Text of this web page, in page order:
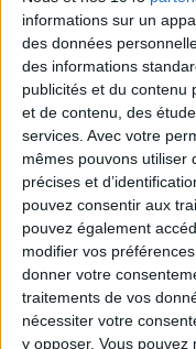
informations sur un
des données
des informations
publicités et du contenu
et de contenu, des
services. Avec votre
mêmes pouvons utiliser
précises et
pouvez consentir aux
pouvez également
modifier vos
donner votre
traitements de vos
nécessiter votre
y opposer. Vous
Picture credit : ©
Cut for small sizes,
hit duringsummer
cascade oflucky
from the 90s.
Summer dress,Topshop
EN